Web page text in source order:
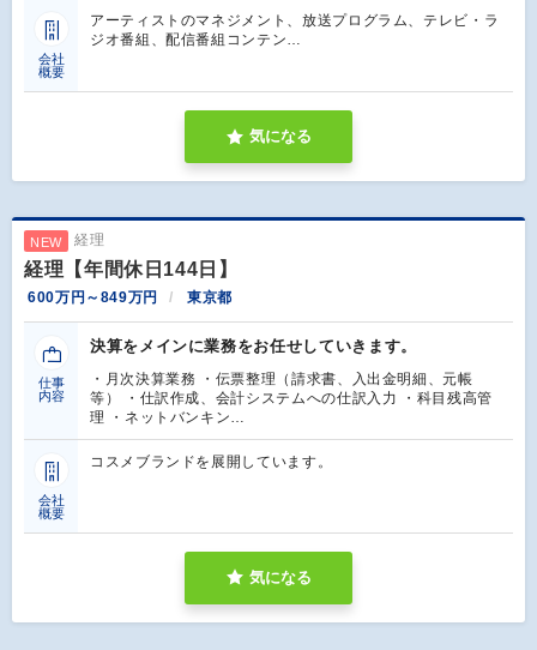
会社
概要
アーティストのマネジメント、放送プログラム、テレビ・ラ
ジオ番組、配信番組コンテン…
気になる
NEW 経理
経理【年間休日144日】
600万円～849万円 東京都
仕事
内容
決算をメインに業務をお任せしていきます。
・月次決算業務 ・伝票整理（請求書、入出金明細、元帳
等） ・仕訳作成、会計システムへの仕訳入力 ・科目残高管
理 ・ネットバンキン…
会社
概要
コスメブランドを展開しています。
気になる